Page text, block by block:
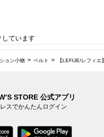
ています
ョン小物 ベルト 【LEFIJE/レフィ
STORE 公式アプリ
スでかんたんログイン